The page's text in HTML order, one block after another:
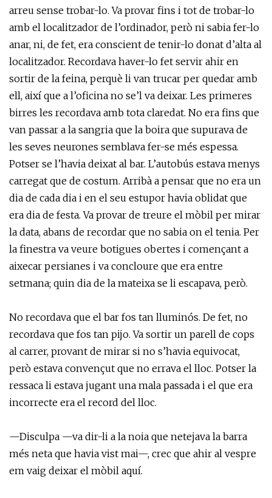
arreu sense trobar-lo. Va provar fins i tot de trobar-lo
amb el localitzador de l’ordinador, però ni sabia fer-lo
anar, ni, de fet, era conscient de tenir-lo donat d’alta al
localitzador. Recordava haver-lo fet servir ahir en
sortir de la feina, perquè li van trucar per quedar amb
ell, així que a l’oficina no se’l va deixar. Les primeres
birres les recordava amb tota claredat. No era fins que
van passar a la sangria que la boira que supurava de
les seves neurones semblava fer-se més espessa.
Potser se l’havia deixat al bar. L’autobús estava menys
carregat que de costum. Arribà a pensar que no era un
dia de cada dia i en el seu estupor havia oblidat que
era dia de festa. Va provar de treure el mòbil per mirar
la data, abans de recordar que no sabia on el tenia. Per
la finestra va veure botigues obertes i començant a
aixecar persianes i va concloure que era entre
setmana; quin dia de la mateixa se li escapava, però.
No recordava que el bar fos tan lluminós. De fet, no
recordava que fos tan pijo. Va sortir un parell de cops
al carrer, provant de mirar si no s’havia equivocat,
però estava convençut que no errava el lloc. Potser la
ressaca li estava jugant una mala passada i el que era
incorrecte era el record del lloc.
—Disculpa —va dir-li a la noia que netejava la barra
més neta que havia vist mai—, crec que ahir al vespre
em vaig deixar el mòbil aquí.